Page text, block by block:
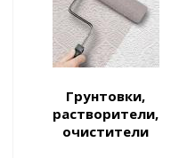
Грунтовки,
растворители,
очистители